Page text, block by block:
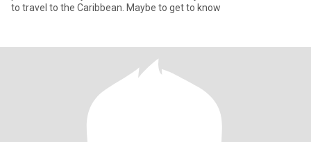
to travel to the Caribbean. Maybe to get to know